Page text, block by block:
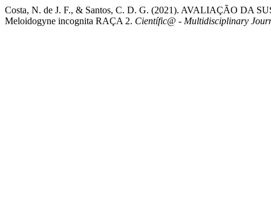
Costa, N. de J. F., & Santos, C. D. G. (2021). AVALIAÇÃO DA
Meloidogyne incognita RAÇA 2. Científic@ - Multidisciplinary